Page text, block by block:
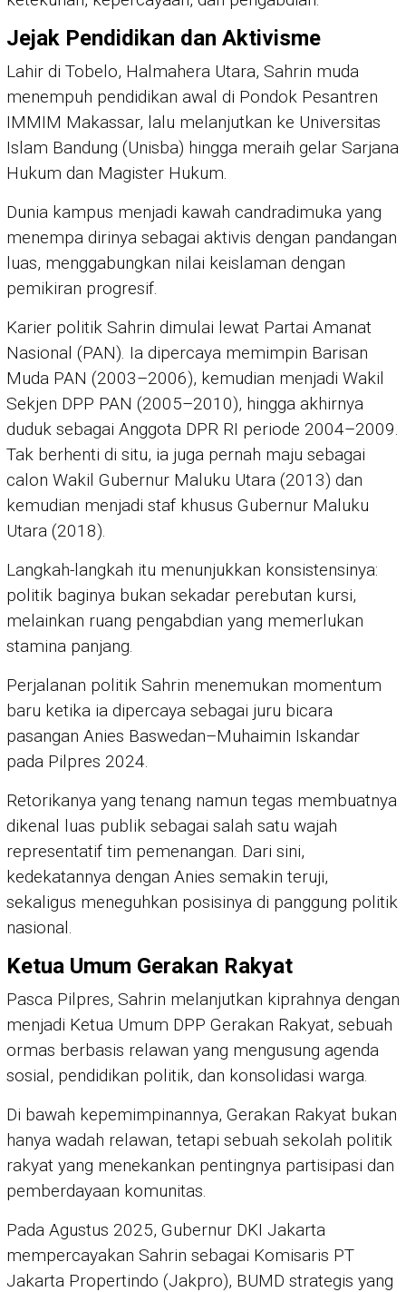
Jejak Pendidikan dan Aktivisme
Lahir di Tobelo, Halmahera Utara, Sahrin muda
menempuh pendidikan awal di Pondok Pesantren
IMMIM Makassar, lalu melanjutkan ke Universitas
Islam Bandung (Unisba) hingga meraih gelar Sarjana
Hukum dan Magister Hukum.
Dunia kampus menjadi kawah candradimuka yang
menempa dirinya sebagai aktivis dengan pandangan
luas, menggabungkan nilai keislaman dengan
pemikiran progresif.
Karier politik Sahrin dimulai lewat Partai Amanat
Nasional (PAN). Ia dipercaya memimpin Barisan
Muda PAN (2003–2006), kemudian menjadi Wakil
Sekjen DPP PAN (2005–2010), hingga akhirnya
duduk sebagai Anggota DPR RI periode 2004–2009.
Tak berhenti di situ, ia juga pernah maju sebagai
calon Wakil Gubernur Maluku Utara (2013) dan
kemudian menjadi staf khusus Gubernur Maluku
Utara (2018).
Langkah-langkah itu menunjukkan konsistensinya:
politik baginya bukan sekadar perebutan kursi,
melainkan ruang pengabdian yang memerlukan
stamina panjang.
Perjalanan politik Sahrin menemukan momentum
baru ketika ia dipercaya sebagai juru bicara
pasangan Anies Baswedan–Muhaimin Iskandar
pada Pilpres 2024.
Retorikanya yang tenang namun tegas membuatnya
dikenal luas publik sebagai salah satu wajah
representatif tim pemenangan. Dari sini,
kedekatannya dengan Anies semakin teruji,
sekaligus meneguhkan posisinya di panggung politik
nasional.
Ketua Umum Gerakan Rakyat
Pasca Pilpres, Sahrin melanjutkan kiprahnya dengan
menjadi Ketua Umum DPP Gerakan Rakyat, sebuah
ormas berbasis relawan yang mengusung agenda
sosial, pendidikan politik, dan konsolidasi warga.
Di bawah kepemimpinannya, Gerakan Rakyat bukan
hanya wadah relawan, tetapi sebuah sekolah politik
rakyat yang menekankan pentingnya partisipasi dan
pemberdayaan komunitas.
Pada Agustus 2025, Gubernur DKI Jakarta
mempercayakan Sahrin sebagai Komisaris PT
Jakarta Propertindo (Jakpro), BUMD strategis yang